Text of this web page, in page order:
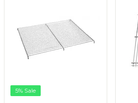
5% Sale